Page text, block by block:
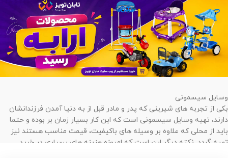
وسایل سیسمونی
بکی از تجربه های شیرینی که پدر و مادر قبل از به دنیا آمدن فرزندانشان
دارند، تهیه وسایل سیسمونی است که این کار بسیار زمان بر بوده و حتما
باید از محلی که علاوه بر وسیله های باکیفیت، قیمت مناسب هستند نیز
تهیه گردد. نکته دیگر این است که امروزه هزینه های بسیاری در خرید